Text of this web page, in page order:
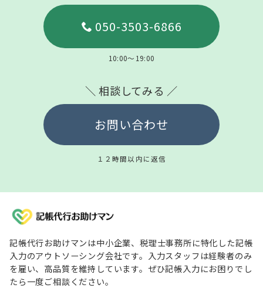
050-3503-6866
10:00～19:00
＼ 相談してみる ／
お問い合わせ
１２時間以内に返信
記帳代行お助けマンは中小企業、税理士事務所に特化した記帳
入力のアウトソーシング会社です。入力スタッフは経験者のみ
を雇い、高品質を維持しています。ぜひ記帳入力にお困りでし
たら一度ご相談ください。